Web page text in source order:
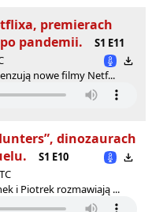
premierach
pandemii.
S1 E11
nowe filmy Netf...
dinozaurach
S1 E10
i Piotrek rozmawiają ...